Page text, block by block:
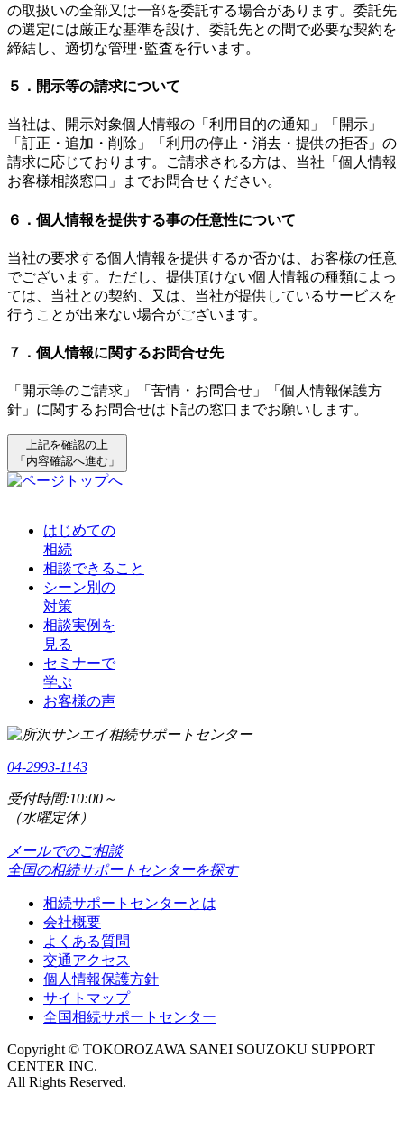
の取扱いの全部又は一部を委託する場合があります。委託先
の選定には厳正な基準を設け、委託先との間で必要な契約を
締結し、適切な管理･監査を行います。
５．開示等の請求について
当社は、開示対象個人情報の「利用目的の通知」「開示」
「訂正・追加・削除」「利用の停止・消去・提供の拒否」の
請求に応じております。ご請求される方は、当社「個人情報
お客様相談窓口」までお問合せください。
６．個人情報を提供する事の任意性について
当社の要求する個人情報を提供するか否かは、お客様の任意
でございます。ただし、提供頂けない個人情報の種類によっ
ては、当社との契約、又は、当社が提供しているサービスを
行うことが出来ない場合がございます。
７．個人情報に関するお問合せ先
「開示等のご請求」「苦情・お問合せ」「個人情報保護方
針」に関するお問合せは下記の窓口までお願いします。
上記を確認の上
「内容確認へ進む」
はじめての
相続
相談できること
シーン別の
対策
相談実例を
見る
セミナーで
学ぶ
お客様の声
04-2993-1143
受付時間:10:00～
（水曜定休）
メールでのご相談
全国の相続サポートセンターを探す
相続サポートセンターとは
会社概要
よくある質問
交通アクセス
個人情報保護方針
サイトマップ
全国相続サポートセンター
Copyright © TOKOROZAWA SANEI SOUZOKU SUPPORT
CENTER INC.
All Rights Reserved.